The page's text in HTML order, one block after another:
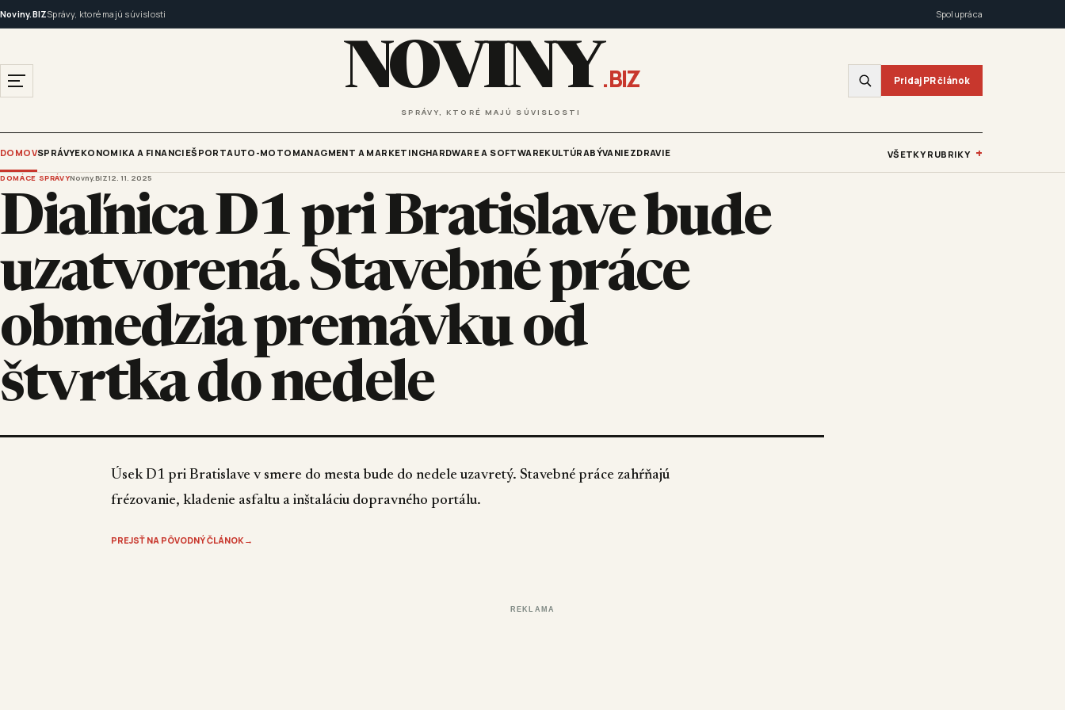
Noviny.BIZSprávy, ktoré majú súvislosti Spolupráca
NOVINY .BIZ
SPRÁVY, KTORÉ MAJÚ SÚVISLOSTI
Pridaj PR článok
DOMOVSPRÁVYEKONOMIKA A FINANCIEŠPORTAUTO-MOTO MANAGMENT A MARKETINGHARDWARE A SOFTWAREKULTÚRABÝVANIEZDRAVIE VŠETKY RUBRIKY +
DOMÁCE SPRÁVYNovny.BIZ12. 11. 2025
Diaľnica D1 pri Bratislave bude
uzatvorená. Stavebné práce
obmedzia premávku od
štvrtka do nedele
Úsek D1 pri Bratislave v smere do mesta bude do nedele uzavretý. Stavebné práce zahŕňajú
frézovanie, kladenie asfaltu a inštaláciu dopravného portálu.
PREJSŤ NA PÔVODNÝ ČLÁNOK→
REKLAMA